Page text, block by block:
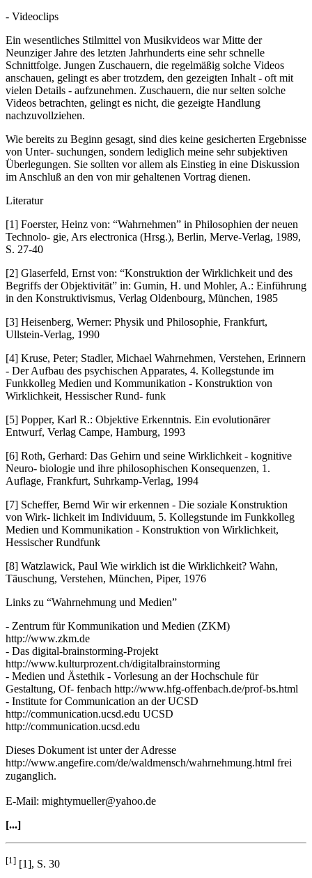
- Videoclips
Ein wesentliches Stilmittel von Musikvideos war Mitte der
Neunziger Jahre des letzten Jahrhunderts eine sehr schnelle
Schnittfolge. Jungen Zuschauern, die regelmäßig solche Videos
anschauen, gelingt es aber trotzdem, den gezeigten Inhalt - oft mit
vielen Details - aufzunehmen. Zuschauern, die nur selten solche
Videos betrachten, gelingt es nicht, die gezeigte Handlung
nachzuvollziehen.
Wie bereits zu Beginn gesagt, sind dies keine gesicherten Ergebnisse
von Unter- suchungen, sondern lediglich meine sehr subjektiven
Überlegungen. Sie sollten vor allem als Einstieg in eine Diskussion
im Anschluß an den von mir gehaltenen Vortrag dienen.
Literatur
[1] Foerster, Heinz von: “Wahrnehmen” in Philosophien der neuen
Technolo- gie, Ars electronica (Hrsg.), Berlin, Merve-Verlag, 1989,
S. 27-40
[2] Glaserfeld, Ernst von: “Konstruktion der Wirklichkeit und des
Begriffs der Objektivität” in: Gumin, H. und Mohler, A.: Einführung
in den Konstruktivismus, Verlag Oldenbourg, München, 1985
[3] Heisenberg, Werner: Physik und Philosophie, Frankfurt,
Ullstein-Verlag, 1990
[4] Kruse, Peter; Stadler, Michael Wahrnehmen, Verstehen, Erinnern
- Der Aufbau des psychischen Apparates, 4. Kollegstunde im
Funkkolleg Medien und Kommunikation - Konstruktion von
Wirklichkeit, Hessischer Rund- funk
[5] Popper, Karl R.: Objektive Erkenntnis. Ein evolutionärer
Entwurf, Verlag Campe, Hamburg, 1993
[6] Roth, Gerhard: Das Gehirn und seine Wirklichkeit - kognitive
Neuro- biologie und ihre philosophischen Konsequenzen, 1.
Auflage, Frankfurt, Suhrkamp-Verlag, 1994
[7] Scheffer, Bernd Wir wir erkennen - Die soziale Konstruktion
von Wirk- lichkeit im Individuum, 5. Kollegstunde im Funkkolleg
Medien und Kommunikation - Konstruktion von Wirklichkeit,
Hessischer Rundfunk
[8] Watzlawick, Paul Wie wirklich ist die Wirklichkeit? Wahn,
Täuschung, Verstehen, München, Piper, 1976
Links zu “Wahrnehmung und Medien”
- Zentrum für Kommunikation und Medien (ZKM)
http://www.zkm.de
- Das digital-brainstorming-Projekt
http://www.kulturprozent.ch/digitalbrainstorming
- Medien und Ästethik - Vorlesung an der Hochschule für
Gestaltung, Of- fenbach http://www.hfg-offenbach.de/prof-bs.html
- Institute for Communication an der UCSD
http://communication.ucsd.edu UCSD
http://communication.ucsd.edu
Dieses Dokument ist unter der Adresse
http://www.angefire.com/de/waldmensch/wahrnehmung.html frei
zuganglich.
E-Mail: mightymueller@yahoo.de
[...]
[1] [1], S. 30